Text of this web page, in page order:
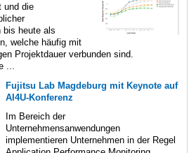
und die
bis heute als
welche häufig mit
Projektdauer verbunden sind.
...
Fujitsu Lab Magdeburg mit Keynote auf
AI4U-Konferenz
Im Bereich der
Unternehmensanwendungen
implementieren Unternehmen in der Regel